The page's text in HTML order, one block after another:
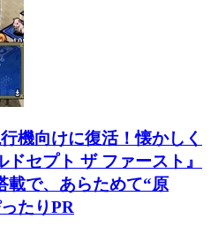
機向けに復活！懐かしく
セプト ザ ファースト』
載で、あらためて“原
たりPR